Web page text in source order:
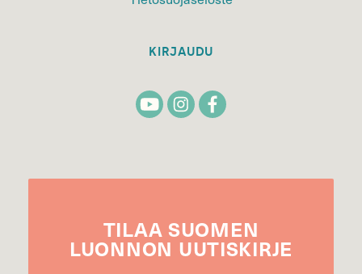
KIRJAUDU
TILAA SUOMEN
LUONNON UUTIS­KIRJE